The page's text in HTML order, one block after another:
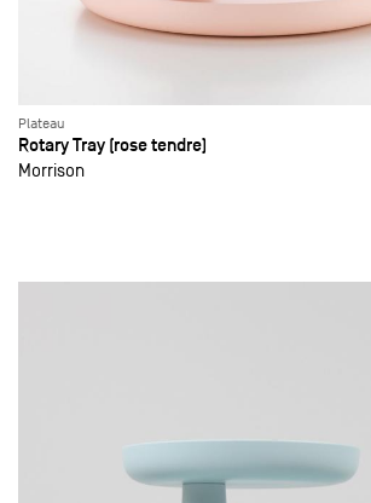
Plateau
Rotary Tray (rose tendre)
Morrison